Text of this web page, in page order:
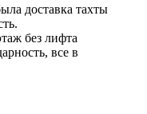
доставка тахты
без лифта
все в